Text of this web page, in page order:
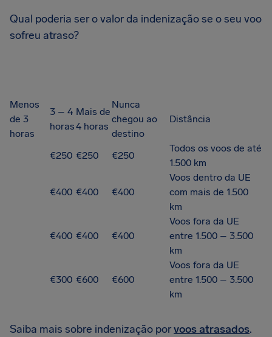
Qual poderia ser o valor da indenização se o seu voo
sofreu atraso?
Menos
de 3
horas
3 – 4
horas
Mais de
4 horas
Nunca
chegou ao
destino
Distância
€250 €250 €250
Todos os voos de até
1.500 km
€400 €400 €400
Voos dentro da UE
com mais de 1.500
km
€400 €400 €400
Voos fora da UE
entre 1.500 – 3.500
km
€300 €600 €600
Voos fora da UE
entre 1.500 – 3.500
km
Saiba mais sobre indenização porvoos atrasados.